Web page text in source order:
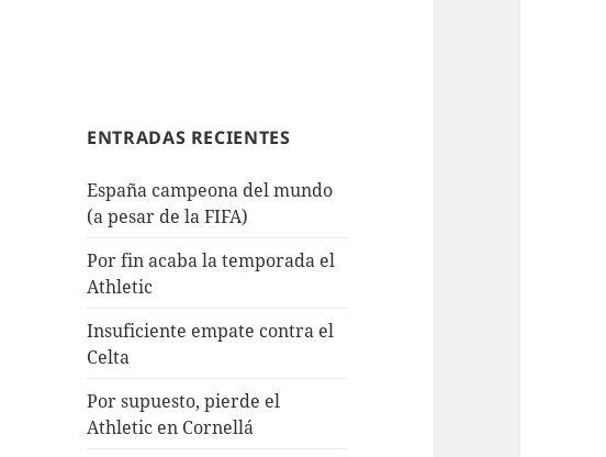
ENTRADAS RECIENTES
España campeona del mundo
(a pesar de la FIFA)
Por fin acaba la temporada el
Athletic
Insuficiente empate contra el
Celta
Por supuesto, pierde el
Athletic en Cornellá